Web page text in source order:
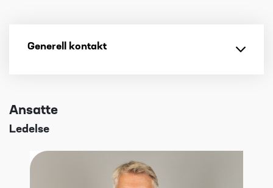
Generell kontakt
Ansatte
Ledelse